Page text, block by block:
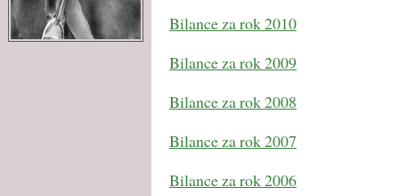
Bilance za rok 2010
Bilance za rok 2009
Bilance za rok 2008
Bilance za rok 2007
Bilance za rok 2006